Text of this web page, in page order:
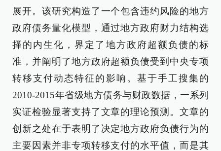
展开。该研究构造了一个包含违约风险的地方
政府债务量化模型，通过地方政府财力结构选
择的内生化，界定了地方政府超额负债的标
准，并阐明了地方政府超额负债受到中央专项
转移支付动态特征的影响。基于手工搜集的
2010-2015年省级地方债务与财政数据，一系列
实证检验显著支持了文章的理论预测。文章的
创新之处在于表明了决定地方政府负债行为的
主要因素并非专项转移支付的水平值，而是其